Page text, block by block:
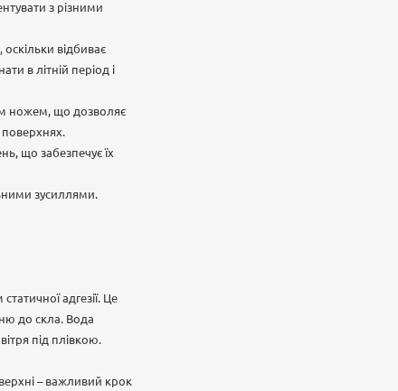
з різними
відбиває
в літній період і
ножем, що дозволяє
поверхнях.
що забезпечує їх
зусиллями.
адгезії. Це
до скла. Вода
під плівкою.
– важливий крок